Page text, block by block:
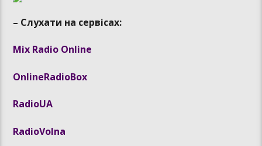
– Слухати на сервісах:
Mix Radio Online
OnlineRadioBox
RadioUA
RadioVolna